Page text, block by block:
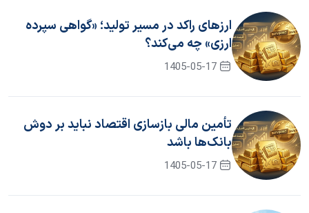
ارزهای راکد در مسیر تولید؛ «گواهی سپرده
ارزی» چه می‌کند؟
1405-05-17
تأمین مالی بازسازی اقتصاد نباید بر دوش
بانک‌ها باشد
1405-05-17